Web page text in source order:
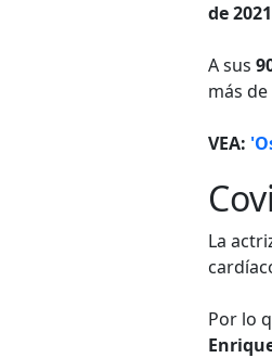
de
A sus
más de
VEA:
La
Por lo